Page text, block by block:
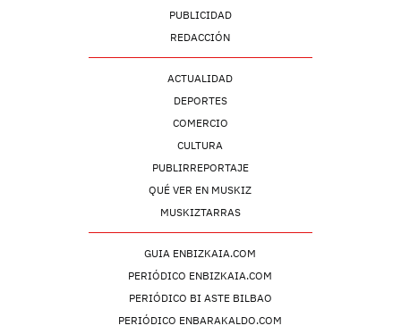
PUBLICIDAD
REDACCIÓN
ACTUALIDAD
DEPORTES
COMERCIO
CULTURA
PUBLIRREPORTAJE
QUÉ VER EN MUSKIZ
MUSKIZTARRAS
GUIA ENBIZKAIA.COM
PERIÓDICO ENBIZKAIA.COM
PERIÓDICO BI ASTE BILBAO
PERIÓDICO ENBARAKALDO.COM